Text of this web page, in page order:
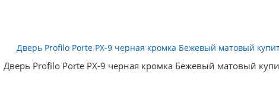
Дверь Profilo Porte PX-9 черная кромка Бежевый матовый